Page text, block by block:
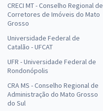
CRECI MT - Conselho Regional de
Corretores de Imóveis do Mato
Grosso
Universidade Federal de
Catalão - UFCAT
UFR - Universidade Federal de
Rondonópolis
CRA MS - Conselho Regional de
Administração do Mato Grosso
do Sul